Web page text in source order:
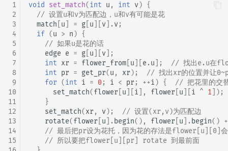
1
2
3
4
5
6
7
8
9
10
11
12
13
14
15
void set_match(int u , int v) {
// 设置u和v为匹配边，u和v有可能是花
match u = g u v ].v;
if (u > n) {
// 如果u是花的话
edge e = g u v ];
int xr = flower_from u e .u ];
// 找出e.u在
int pr = get_pr(u , xr);
// 找出xr的位置并让
for (int i = 0; i < pr; ++i) {
// 把花里的交
set_match(flower u i ], flower u i ^ 1 ]);
}
set_match(xr, v);
// 设置(xr,v)为匹配边
rotate(flower u ]. begin(), flower u ]. begin() +
// 最后把pr设为花托，因为花的存法是flower[u][0]会
// 所以要把flower[u][pr] rotate 到最前面